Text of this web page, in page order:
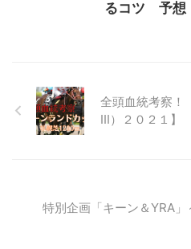
るコツ 予想
全頭血統考察！
Ⅲ）２０２１】
特別企画「キーン＆YRA」